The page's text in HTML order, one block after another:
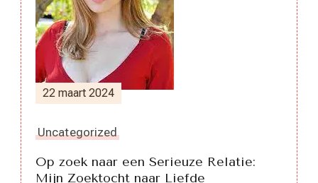
22 maart 2024
Uncategorized
Op zoek naar een Serieuze Relatie:
Mijn Zoektocht naar Liefde